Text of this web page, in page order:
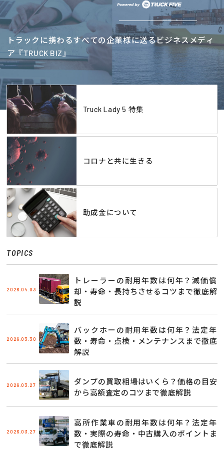
トラックに携わるすべての企業様に送るビジネスメディ
ア『TRUCK BIZ』
Truck Lady 5 特集
コロナと共に生きる
助成金について
TOPICS
2026.04.03
トレーラーの耐用年数は何年？減価償
却・寿命・長持ちさせるコツまで徹底解
説
2026.03.30
バックホーの耐用年数は何年？法定年
数・寿命・点検・メンテナンスまで徹底
解説
2026.03.27
ダンプの買取相場はいくら？価格の目安
から高額査定のコツまで徹底解説
2026.03.27
高所作業車の耐用年数は何年？法定年
数・実際の寿命・中古購入のポイントま
で徹底解説